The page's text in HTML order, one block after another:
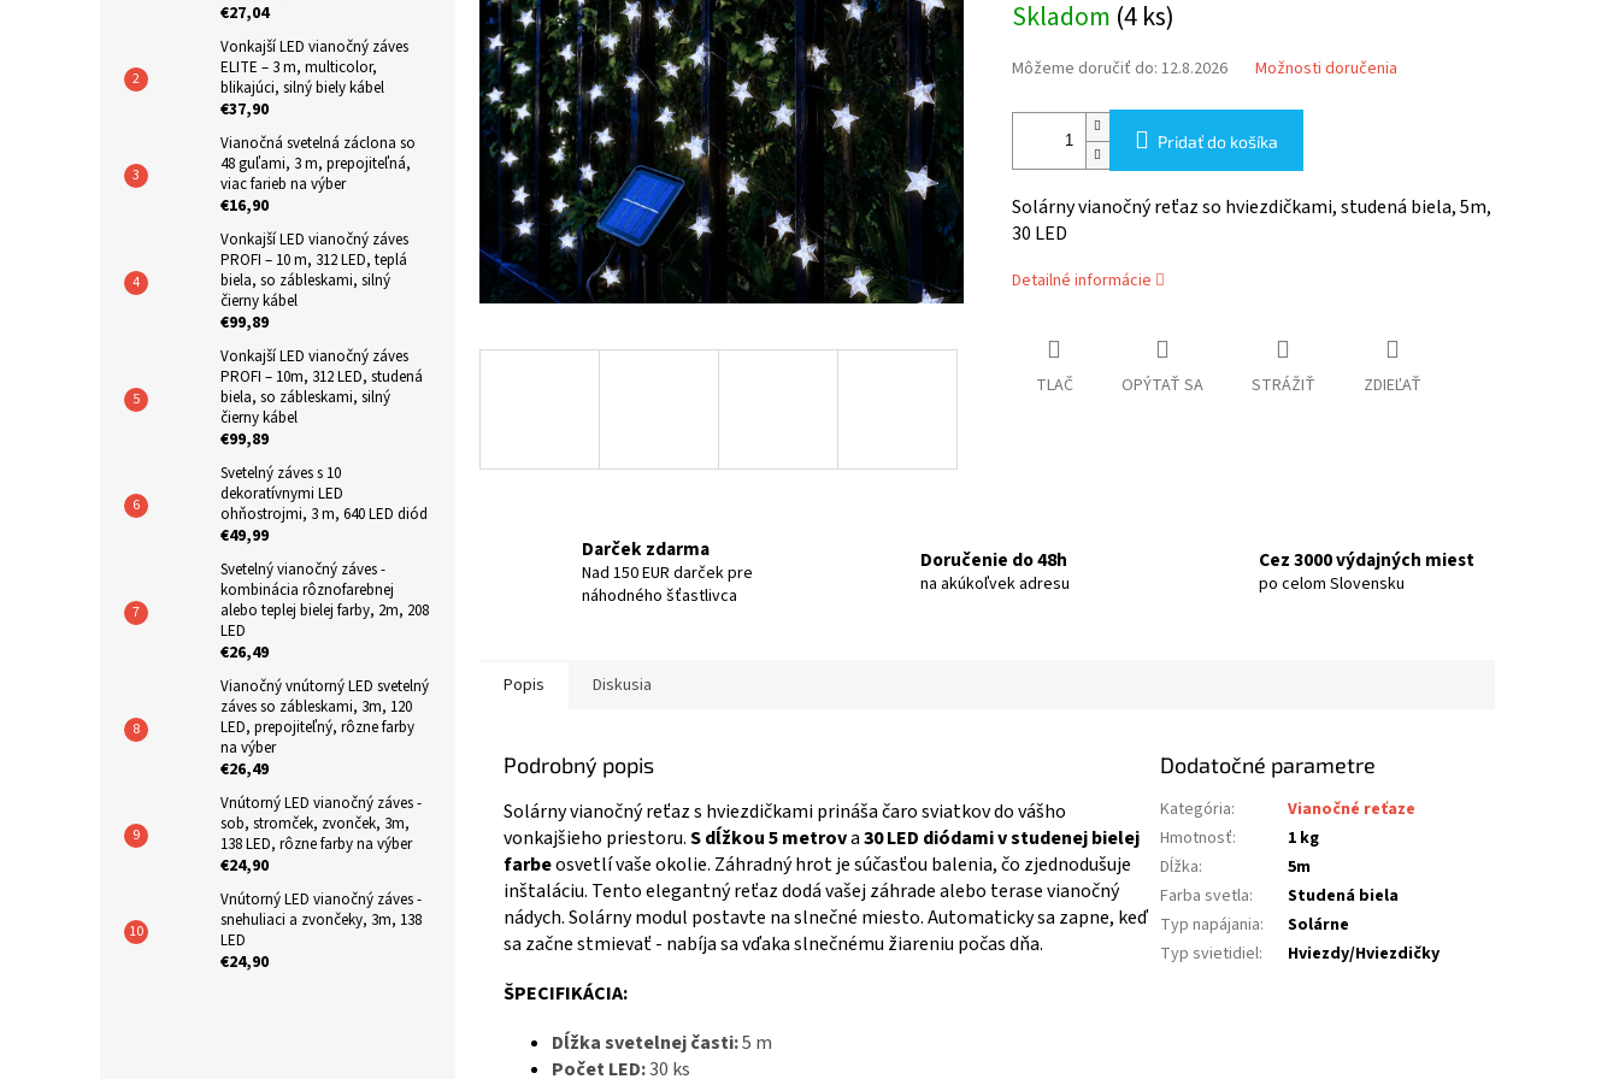
€27,04
Vonkajší LED vianočný záves
ELITE – 3 m, multicolor,
blikajúci, silný biely kábel
€37,90
Vianočná svetelná záclona so
48 guľami, 3 m, prepojiteľná,
viac farieb na výber
€16,90
Vonkajší LED vianočný záves
PROFI – 10 m, 312 LED, teplá
biela, so zábleskami, silný
čierny kábel
€99,89
Vonkajší LED vianočný záves
PROFI – 10m, 312 LED, studená
biela, so zábleskami, silný
čierny kábel
€99,89
Svetelný záves s 10
dekoratívnymi LED
ohňostrojmi, 3 m, 640 LED diód
€49,99
Svetelný vianočný záves -
kombinácia rôznofarebnej
alebo teplej bielej farby, 2m, 208
LED
€26,49
Vianočný vnútorný LED svetelný
záves so zábleskami, 3m, 120
LED, prepojiteľný, rôzne farby
na výber
€26,49
Vnútorný LED vianočný záves -
sob, stromček, zvonček, 3m,
138 LED, rôzne farby na výber
€24,90
Vnútorný LED vianočný záves -
snehuliaci a zvončeky, 3m, 138
LED
€24,90
z
5
hviezdičiek.
cena:
Skladom (4 ks)
Môžeme doručiť do: 12.8.2026 Možnosti doručenia
Pridať do košíka
Solárny vianočný reťaz so hviezdičkami, studená biela, 5m,
30 LED
Detailné informácie
TLAČ OPÝTAŤ SA STRÁŽIŤ ZDIEĽAŤ
Darček zdarma
Nad 150 EUR darček pre
náhodného šťastlivca
Doručenie do 48h
na akúkoľvek adresu
Cez 3000 výdajných miest
po celom Slovensku
Popis Diskusia
Podrobný popis
Solárny vianočný reťaz s hviezdičkami prináša čaro sviatkov do vášho
vonkajšieho priestoru.S dĺžkou 5 metrova30 LED diódami v studenej bielej
farbeosvetlí vaše okolie. Záhradný hrot je súčasťou balenia, čo zjednodušuje
inštaláciu. Tento elegantný reťaz dodá vašej záhrade alebo terase vianočný
nádych. Solárny modul postavte na slnečné miesto. Automaticky sa zapne, keď
sa začne stmievať - nabíja sa vďaka slnečnému žiareniu počas dňa.
ŠPECIFIKÁCIA:
Dĺžka svetelnej časti:5 m
Počet LED:30 ks
Dodatočné parametre
Kategória:
Vianočné reťaze
Hmotnosť:
1 kg
Dĺžka:
5m
Farba svetla:
Studená biela
Typ napájania:
Solárne
Typ svietidiel: Hviezdy/Hviezdičky